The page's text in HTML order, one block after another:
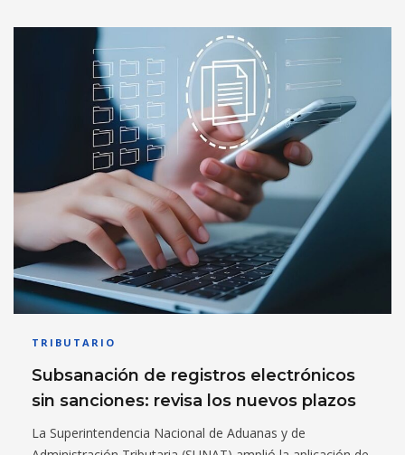
TRIBUTARIO
Subsanación de registros electrónicos
sin sanciones: revisa los nuevos plazos
La Superintendencia Nacional de Aduanas y de